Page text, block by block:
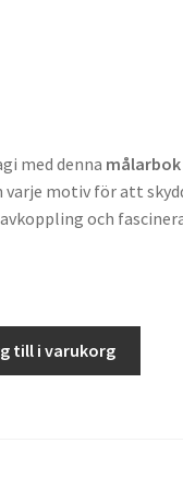
med denna
varje motiv för att
och
till i varukorg